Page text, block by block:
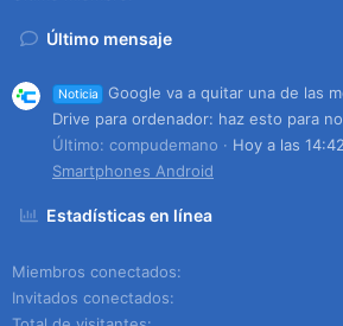
Último mensaje
Noticia
Google va a quitar una de las
Drive para ordenador: haz esto para
Último: compudemano
Hoy a las 14:42
Smartphones Android
Estadísticas en línea
Miembros conectados
Invitados conectados